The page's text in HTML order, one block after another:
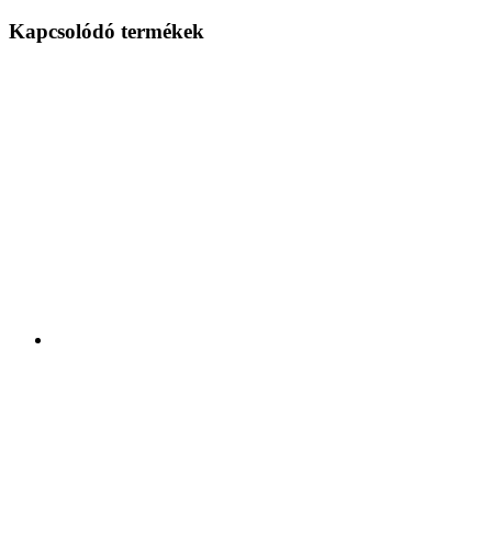
Kapcsolódó termékek